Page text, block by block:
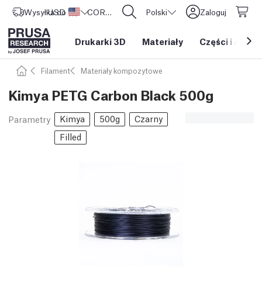
Wysyłka do Stany Zjednoczone
USD ($) CORE One L: Już w sprzedaży! Polski Zaloguj
Drukarki 3D Materiały Części i
Filament Materiały kompozytowe
Kimya PETG Carbon Black 500g
Parametry Kimya 500g
Czarny
Filled